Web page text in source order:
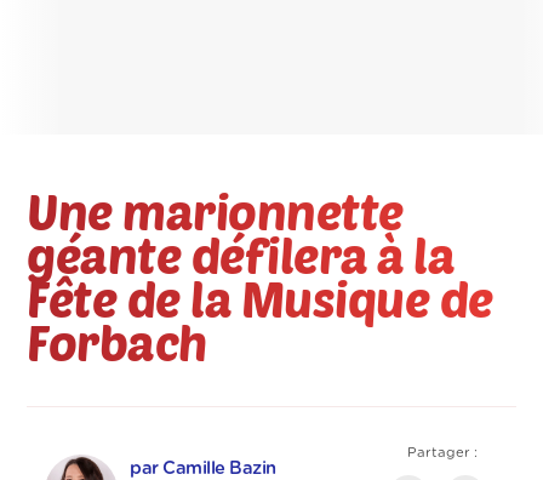
Une marionnette
géante défilera à la
Fête de la Musique de
Forbach
par Camille Bazin
Partager :